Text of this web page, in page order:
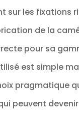
sans fil 2,4 G
poignet
prise de
appuyez
simplement
sur les fixations
de la
pour sa
est simple
pragmatique
peuvent